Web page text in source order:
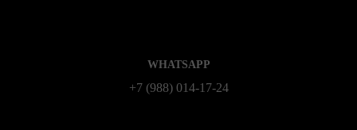
WHATSAPP
+7 (988) 014‑17‑24